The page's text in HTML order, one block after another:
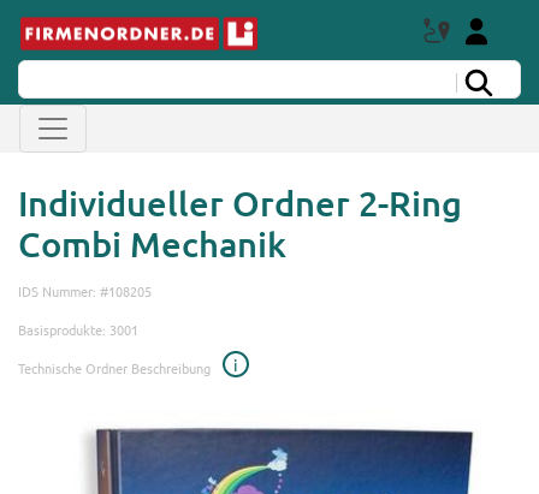
Individueller Ordner 2-Ring
Combi Mechanik
IDS Nummer: #108205
Basisprodukte: 3001
Technische Ordner Beschreibung
i